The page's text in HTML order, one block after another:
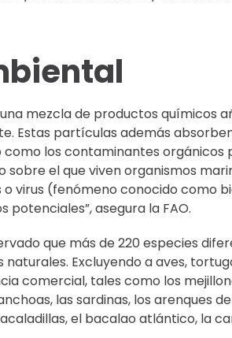
mezcla de productos químicos
Estas partículas además
los contaminantes orgánicos
sobre el que viven organismos
virus (fenómeno conocido como
asegura la FAO.
que más de 220 especies
Excluyendo a aves,
comercial, tales como los
las sardinas, los arenques
el bacalao atlántico, la